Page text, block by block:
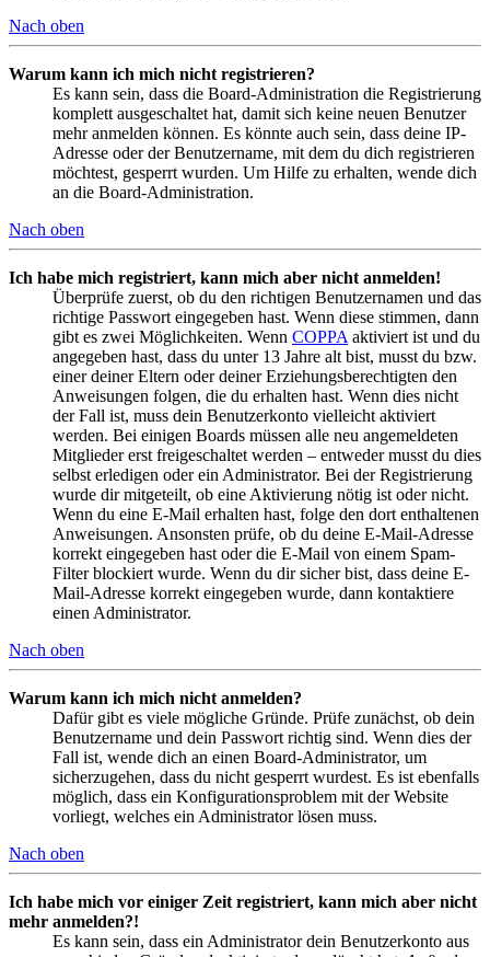
Nach oben
Warum kann ich mich nicht registrieren?
Es kann sein, dass die Board-Administration die Registrierung
komplett ausgeschaltet hat, damit sich keine neuen Benutzer
mehr anmelden können. Es könnte auch sein, dass deine IP-
Adresse oder der Benutzername, mit dem du dich registrieren
möchtest, gesperrt wurden. Um Hilfe zu erhalten, wende dich
an die Board-Administration.
Nach oben
Ich habe mich registriert, kann mich aber nicht anmelden!
Überprüfe zuerst, ob du den richtigen Benutzernamen und das
richtige Passwort eingegeben hast. Wenn diese stimmen, dann
gibt es zwei Möglichkeiten. Wenn COPPA aktiviert ist und du
angegeben hast, dass du unter 13 Jahre alt bist, musst du bzw.
einer deiner Eltern oder deiner Erziehungsberechtigten den
Anweisungen folgen, die du erhalten hast. Wenn dies nicht
der Fall ist, muss dein Benutzerkonto vielleicht aktiviert
werden. Bei einigen Boards müssen alle neu angemeldeten
Mitglieder erst freigeschaltet werden – entweder musst du dies
selbst erledigen oder ein Administrator. Bei der Registrierung
wurde dir mitgeteilt, ob eine Aktivierung nötig ist oder nicht.
Wenn du eine E-Mail erhalten hast, folge den dort enthaltenen
Anweisungen. Ansonsten prüfe, ob du deine E-Mail-Adresse
korrekt eingegeben hast oder die E-Mail von einem Spam-
Filter blockiert wurde. Wenn du dir sicher bist, dass deine E-
Mail-Adresse korrekt eingegeben wurde, dann kontaktiere
einen Administrator.
Nach oben
Warum kann ich mich nicht anmelden?
Dafür gibt es viele mögliche Gründe. Prüfe zunächst, ob dein
Benutzername und dein Passwort richtig sind. Wenn dies der
Fall ist, wende dich an einen Board-Administrator, um
sicherzugehen, dass du nicht gesperrt wurdest. Es ist ebenfalls
möglich, dass ein Konfigurationsproblem mit der Website
vorliegt, welches ein Administrator lösen muss.
Nach oben
Ich habe mich vor einiger Zeit registriert, kann mich aber nicht
mehr anmelden?!
Es kann sein, dass ein Administrator dein Benutzerkonto aus